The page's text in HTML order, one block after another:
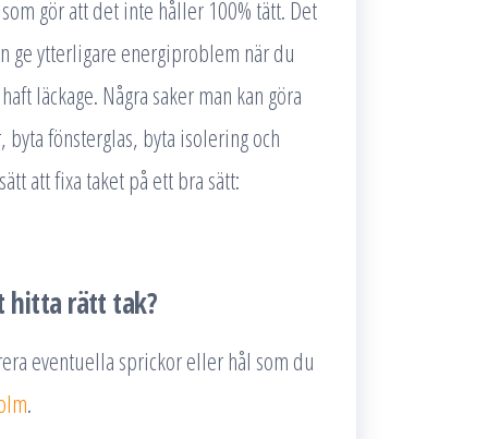
gör att det inte håller 100% tätt. Det
ge ytterligare energiproblem när du
läckage. Några saker man kan göra
fönsterglas, byta isolering och
att fixa taket på ett bra sätt:
hitta rätt tak?
eventuella sprickor eller hål som du
.